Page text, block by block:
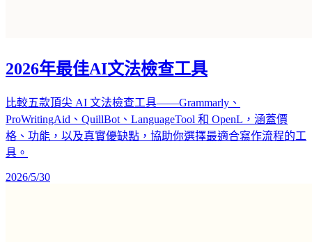
2026年最佳AI文法檢查工具
比較五款頂尖 AI 文法檢查工具——Grammarly、
ProWritingAid、QuillBot、LanguageTool 和 OpenL，涵蓋價
格、功能，以及真實優缺點，協助你選擇最適合寫作流程的工
具。
2026/5/30